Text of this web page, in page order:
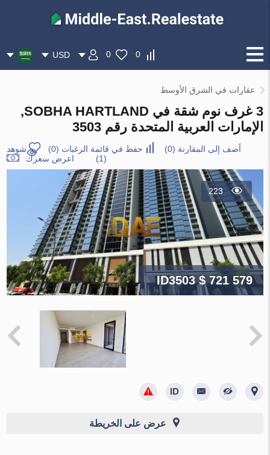
0
0
USD
عقارات في الشرق الأوسط
3 غرف نوم شقة في SOBHA HARTLAND,
الإمارات العربية المتحدة رقم 3503
أضف إلى المقارنة (
0
) حفظ في قائمة الرغبات (
0
)
شوهد
(1)
اعرض سعرك
223
ID3503$ 721 579
عرض على الخريطة